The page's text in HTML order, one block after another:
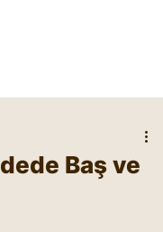
Baş ve